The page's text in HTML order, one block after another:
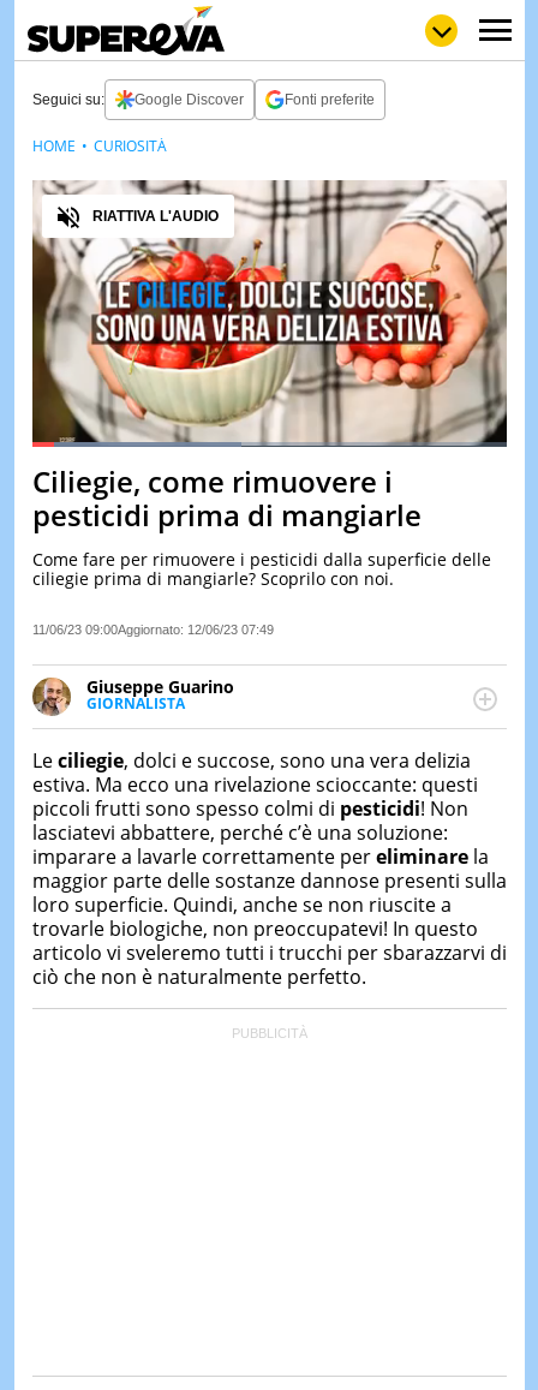
LOLGULPLOVE
WOW
POP
NEWS
STORIE
VIDEO
& TV
QUIZ
&
TEST
LE
DI
IERI
Seguici su: Google Discover Fonti preferite
PauseUnmute
Loaded:44.24%
Audio
RIATTIVA L'AUDIO
Ciliegie, come rimuovere i
pesticidi prima di mangiarle
Come fare per rimuovere i pesticidi dalla superficie delle
ciliegie prima di mangiarle? Scoprilo con noi.
11/06/23 09:00Aggiornato: 12/06/23 07:49
Giuseppe Guarino
GIORNALISTA
Ph(D) in Diritto Comparato e processi di
integrazione e attivo nel campo della ricerca, in
particolare sulla Storia contemporanea di America
Latina e Spagna. Collabora con numerose testate ed
è presidente dell'Associazione Culturale "La
Biblioteca del Sannio".
HOME CURIOSITÀ
Leciliegie, dolci e succose, sono una vera delizia
estiva. Ma ecco una rivelazione scioccante: questi
piccoli frutti sono spesso colmi di pesticidi! Non
lasciatevi abbattere, perché c’è una soluzione:
imparare a lavarle correttamente pereliminarela
maggior parte delle sostanze dannose presenti sulla
loro superficie. Quindi, anche se non riuscite a
trovarle biologiche, non preoccupatevi! In questo
articolo vi sveleremo tutti i trucchi per sbarazzarvi di
ciò che non è naturalmente perfetto.